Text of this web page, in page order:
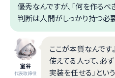
優秀なんですが、「何を作るべ
判断は人間がしっかり持つ必
室谷
代表取締役
ここが本質なんです
使えてる人って、必
実装を任せる」とい